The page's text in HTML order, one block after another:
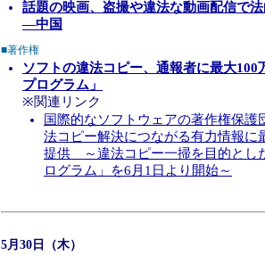
話題の映画、盗撮や違法な動画配信で
―中国
■著作権
ソフトの違法コピー、通報者に最大100
プログラム」
※関連リンク
国際的なソフトウェアの著作権保護
法コピー解決につながる有力情報に
提供 ～違法コピー一掃を目的とし
ログラム」を6月1日より開始～
5月30日（木）